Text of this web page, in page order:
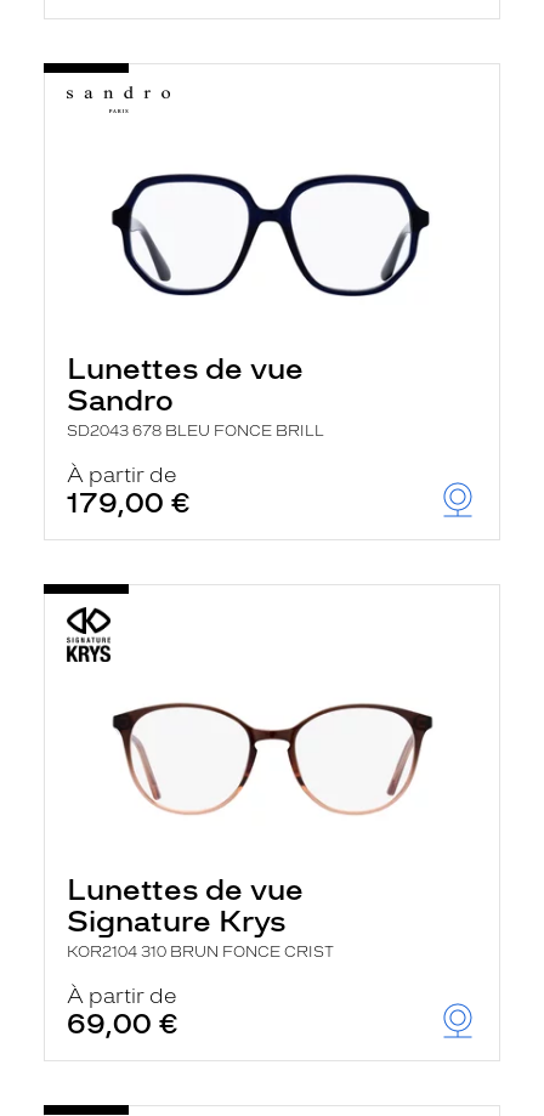
Lunettes de vue
Sandro
SD2043 678 BLEU FONCE BRILL
À partir de
179,00 €
Lunettes de vue
Signature Krys
KOR2104 310 BRUN FONCE CRIST
À partir de
69,00 €